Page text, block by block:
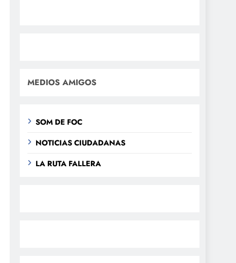
MEDIOS AMIGOS
SOM DE FOC
NOTICIAS CIUDADANAS
LA RUTA FALLERA